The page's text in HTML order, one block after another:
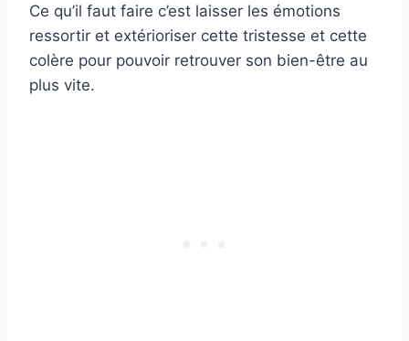
Ce qu’il faut faire c’est laisser les émotions
ressortir et extérioriser cette tristesse et cette
colère pour pouvoir retrouver son bien-être au
plus vite.